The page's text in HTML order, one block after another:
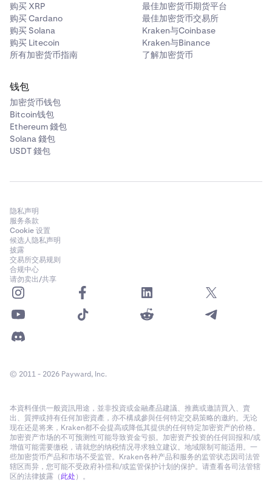
购买 XRP
购买 Cardano
购买 Solana
购买 Litecoin
所有加密货币指南
最佳加密货币期货平台
最佳加密货币交易所
Kraken与Coinbase
Kraken与Binance
了解加密货币
钱包
加密货币钱包
Bitcoin钱包
Ethereum 錢包
Solana 錢包
USDT 錢包
隐私声明
服务条款
Cookie 设置
候选人隐私声明
披露
交易所交易规则
合规中心
请勿卖出/共享
© 2011 - 2026 Payward, Inc.
本資料僅供一般資訊用途，並非投資或金融產品建議、推薦或邀請買入、賣
出、質押或持有任何加密資產，亦不構成參與任何特定交易策略的邀約。无论
现在还是将来，Kraken都不会提高或降低其提供的任何特定加密资产的价格。
加密资产市场的不可预测性可能导致资金亏损。加密资产投资的任何回报和/或
增值可能需要缴税，请就您的纳税情况寻求独立建议。地域限制可能适用。一
些加密货币产品和市场不受监管。Kraken各种产品和服务的监管状态因司法管
辖区而异，您可能不受政府补偿和/或监管保护计划的保护。请查看各司法管辖
区的法律披露（此处）。